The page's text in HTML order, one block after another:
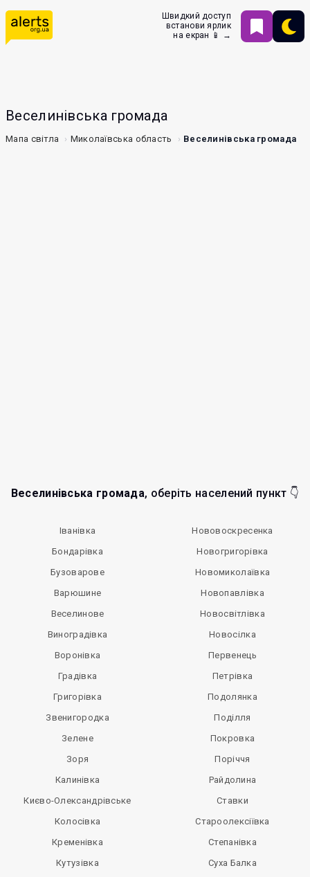
Швидкий доступ
встанови ярлик
на екран 📱 →
Веселинівська громада
Мапа світла Миколаївська область Веселинівська громада
Веселинівська громада, оберіть населений пункт 👇
Іванівка
Бондарівка
Бузоварове
Варюшине
Веселинове
Виноградівка
Воронівка
Градівка
Григорівка
Звенигородка
Зелене
Зоря
Калинівка
Києво-Олександрівське
Колосівка
Кременівка
Кутузівка
Нововоскресенка
Новогригорівка
Новомиколаївка
Новопавлівка
Новосвітлівка
Новосілка
Первенець
Петрівка
Подолянка
Поділля
Покровка
Поріччя
Райдолина
Ставки
Староолексіївка
Степанівка
Суха Балка